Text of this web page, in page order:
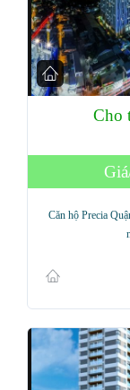
Cho
Căn hộ Precia